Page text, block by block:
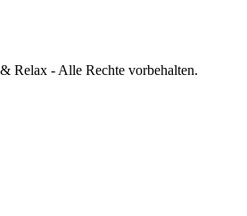
Relax - Alle Rechte vorbehalten.